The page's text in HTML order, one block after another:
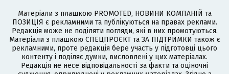
Матеріали з плашкою PROMOTED, НОВИНИ КОМПАНІЙ та
ПОЗИЦІЯ є рекламними та публікуються на правах реклами.
Редакція може не поділяти погляди, які в них промотуються.
Матеріали з плашкою СПЕЦПРОЄКТ та ЗА ПІДТРИМКИ також є
рекламними, проте редакція бере участь у підготовці цього
контенту і поділяє думки, висловлені у цих матеріалах.
Редакція не несе відповідальності за факти та оціночні